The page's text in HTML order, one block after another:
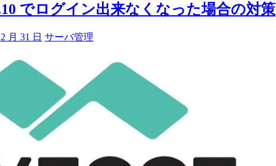
でログイン出来なくなった場合の対策
月 31 日 サーバ管理